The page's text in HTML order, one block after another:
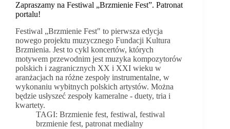
Zapraszamy na Festiwal „Brzmienie Fest”. Patronat
portalu!
Festiwal „Brzmienie Fest" to pierwsza edycja
nowego projektu muzycznego Fundacji Kultura
Brzmienia. Jest to cykl koncertów, których
motywem przewodnim jest muzyka kompozytorów
polskich i zagranicznych XX i XXI wieku w
aranżacjach na różne zespoły instrumentalne, w
wykonaniu wybitnych polskich artystów. Można
będzie usłyszeć zespoły kameralne - duety, tria i
kwartety.
TAGI: Brzmienie fest,festiwal,festiwal
brzmienie fest, patronat medialny